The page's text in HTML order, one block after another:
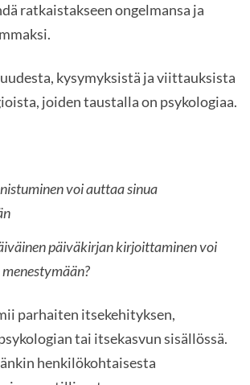
ratkaistakseen ongelmansa ja
kysymyksistä ja viittauksista
joiden taustalla on psykologiaa.
voi auttaa sinua
päiväkirjan kirjoittaminen voi
parhaiten itsekehityksen,
tai itsekasvun sisällössä.
henkilökohtaisesta